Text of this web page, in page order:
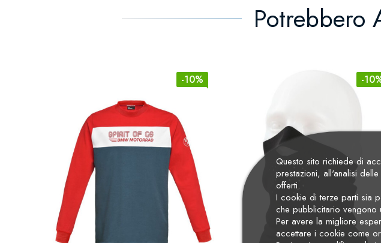
Potrebbero
-10% -
Questo sito richiede di
prestazioni, all'analisi
offerti.
I cookie di terze parti sia
che pubblicitario vengono
Per avere la migliore
accettare i cookie come